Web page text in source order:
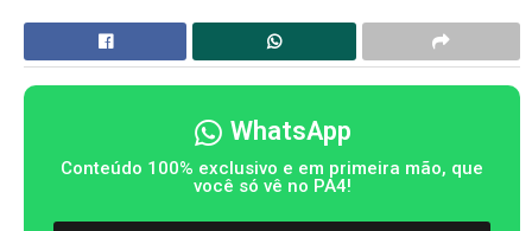
WhatsApp
Conteúdo 100% exclusivo e em primeira mão, que
você só vê no PA4!